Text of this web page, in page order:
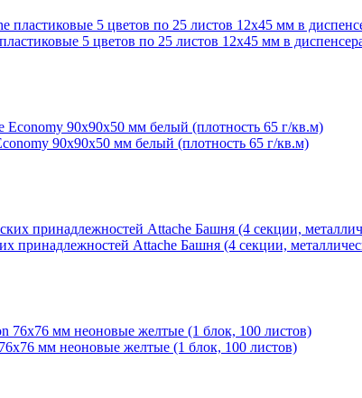
5 цветов по 25 листов 12x45 мм в
90x90x50 мм белый (плотность 65 г/кв.м)
принадлежностей Attache Башня (4 секции,
мм неоновые желтые (1 блок, 100 листов)